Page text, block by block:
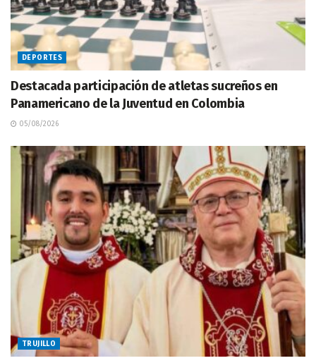
DEPORTES
Destacada participación de atletas sucreños en
Panamericano de la Juventud en Colombia
05/08/2026
TRUJILLO